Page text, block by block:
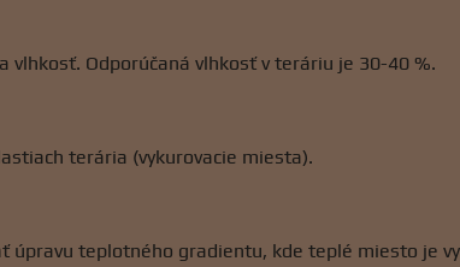
vlhkosť. Odporúčaná vlhkosť v teráriu je 30-40 %.
terária (vykurovacie miesta).
úpravu teplotného gradientu, kde teplé miesto je